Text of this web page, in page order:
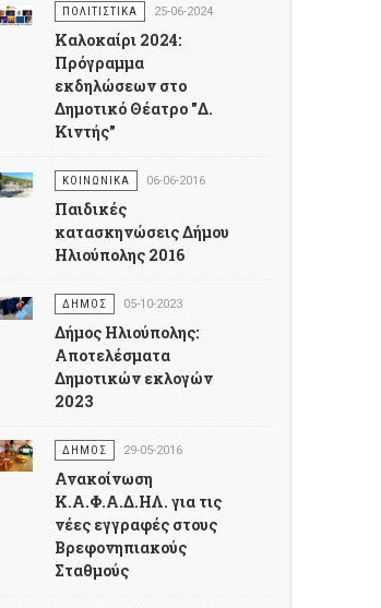
ΠΟΛΙΤΙΣΤΙΚΑ 25-06-2024
Καλοκαίρι 2024:
Πρόγραμμα
εκδηλώσεων στο
Δημοτικό Θέατρο "Δ.
Κιντής"
ΚΟΙΝΩΝΙΚΑ 06-06-2016
Παιδικές
κατασκηνώσεις Δήμου
Ηλιούπολης 2016
ΔΗΜΟΣ 05-10-2023
Δήμος Ηλιούπολης:
Αποτελέσματα
Δημοτικών εκλογών
2023
ΔΗΜΟΣ 29-05-2016
Ανακοίνωση
Κ.Α.Φ.Α.Δ.ΗΛ. για τις
νέες εγγραφές στους
Βρεφονηπιακούς
Σταθμούς